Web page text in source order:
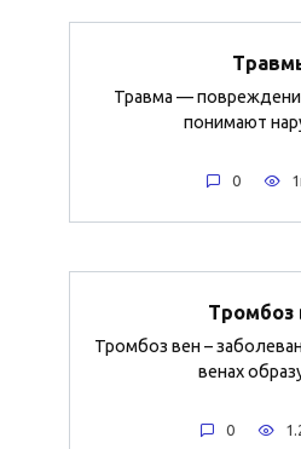
Травма —
понимают
0
Тромбоз
Тромбоз вен –
венах
0